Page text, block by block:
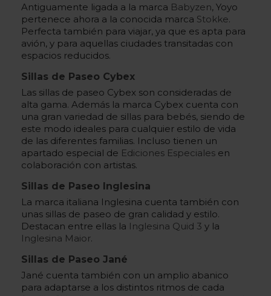
Antiguamente ligada a la marca Babyzen, Yoyo
pertenece ahora a la conocida marca Stokke.
Perfecta también para viajar, ya que es apta para
avión, y para aquellas ciudades transitadas con
espacios reducidos.
Sillas de Paseo Cybex
Las sillas de paseo Cybex son consideradas de
alta gama. Además la marca Cybex cuenta con
una gran variedad de sillas para bebés, siendo de
este modo ideales para cualquier estilo de vida
de las diferentes familias. Incluso tienen un
apartado especial de Ediciones Especiales en
colaboración con artistas.
Sillas de Paseo Inglesina
La marca italiana Inglesina cuenta también con
unas sillas de paseo de gran calidad y estilo.
Destacan entre ellas la Inglesina Quid 3 y la
Inglesina Maior.
Sillas de Paseo Jané
Jané cuenta también con un amplio abanico
para adaptarse a los distintos ritmos de cada